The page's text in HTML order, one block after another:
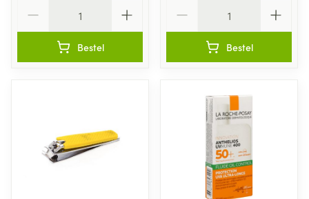
Bestel Bestel